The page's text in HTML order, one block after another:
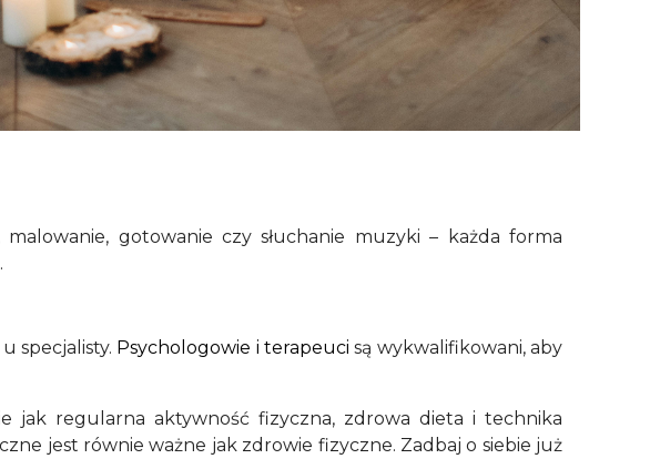
gotowanie czy słuchanie muzyki – każda forma
specjalisty. Psychologowie i terapeuci są wykwalifikowani, aby
jak regularna aktywność fizyczna, zdrowa dieta i technika
jest równie ważne jak zdrowie fizyczne. Zadbaj o siebie już